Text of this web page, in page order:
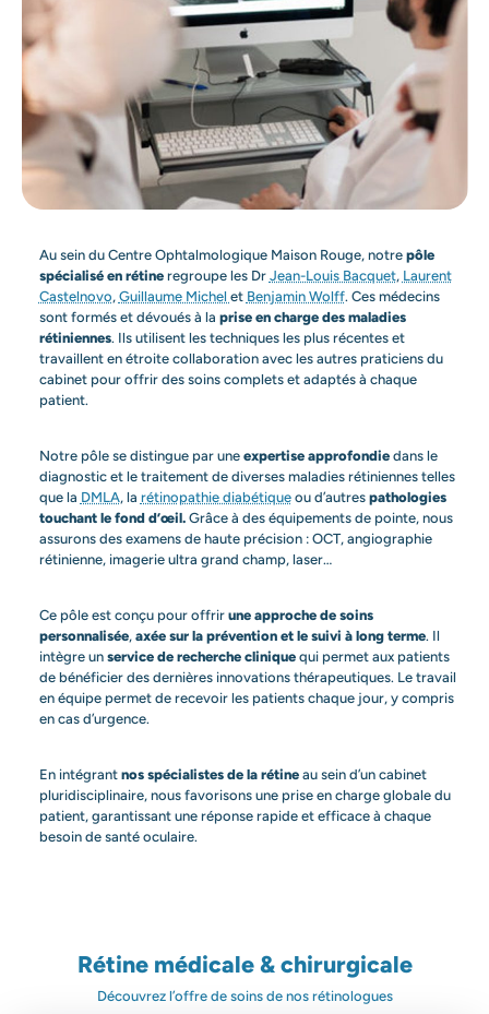
Au sein du Centre Ophtalmologique Maison Rouge, notre pôle
spécialisé en rétineregroupe les Dr Jean-Louis Bacquet, Laurent
Castelnovo, Guillaume Michel et Benjamin Wolff. Ces médecins
sont formés et dévoués à la prise en charge des maladies
rétiniennes. Ils utilisent les techniques les plus récentes et
travaillent en étroite collaboration avec les autres praticiens du
cabinet pour offrir des soins complets et adaptés à chaque
patient.
Notre pôle se distingue par une expertise approfondiedans le
diagnostic et le traitement de diverses maladies rétiniennes telles
que la DMLA, la rétinopathie diabétiqueou d’autres pathologies
touchant le fond d’œil.Grâce à des équipements de pointe, nous
assurons des examens de haute précision : OCT, angiographie
rétinienne, imagerie ultra grand champ, laser…
Ce pôle est conçu pour offrir une approche de soins
personnalisée, axée sur la prévention et le suivi à long terme. Il
intègre un service de recherche cliniquequi permet aux patients
de bénéficier des dernières innovations thérapeutiques. Le travail
en équipe permet de recevoir les patients chaque jour, y compris
en cas d’urgence.
En intégrant nos spécialistes de la rétineau sein d’un cabinet
pluridisciplinaire, nous favorisons une prise en charge globale du
patient, garantissant une réponse rapide et efficace à chaque
besoin de santé oculaire.
Rétine médicale & chirurgicale
Découvrez l’offre de soins de nos rétinologues